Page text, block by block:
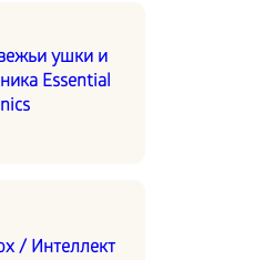
ушки и
Essential
/ Интеллект